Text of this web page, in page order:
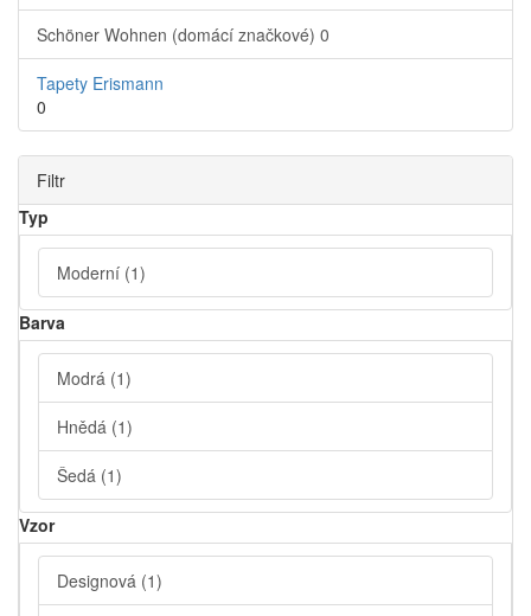
Schöner Wohnen (domácí značkové) 0
Tapety Erismann
0
Filtr
Typ
Moderní (1)
Barva
Modrá (1)
Hnědá (1)
Šedá (1)
Vzor
Designová (1)